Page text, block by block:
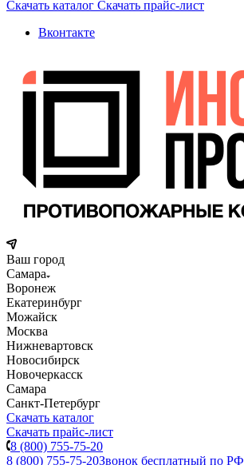
Скачать каталог Скачать прайс-лист
Вконтакте
Ваш город
Самара
Воронеж
Екатеринбург
Можайск
Москва
Нижневартовск
Новосибирск
Новочеркасск
Самара
Санкт-Петербург
Скачать каталог
Скачать прайс-лист
8 (800) 755-75-20
8 (800) 755-75-20Звонок бесплатный по РФ